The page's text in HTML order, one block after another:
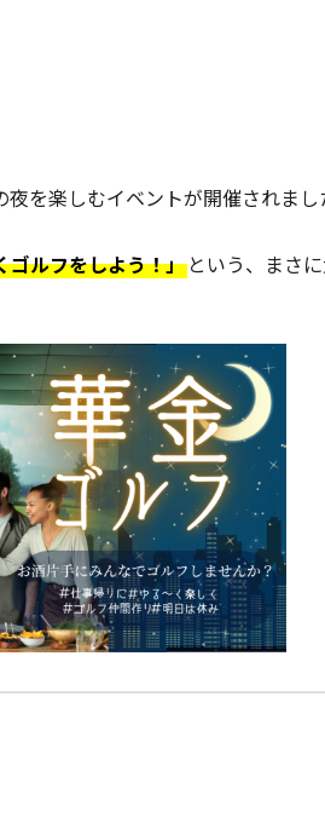
を楽しむイベントが開催されまし
ゴルフをしよう！」 という、まさ